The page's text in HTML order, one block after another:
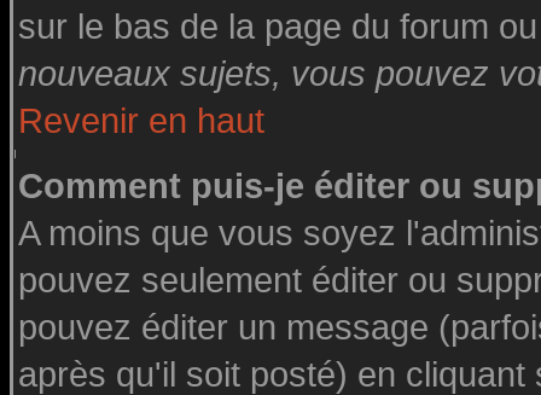
sur le bas de la page du forum
nouveaux sujets, vous pouvez
Revenir en haut
Comment puis-je éditer ou
A moins que vous soyez
pouvez seulement éditer ou
pouvez éditer un message
après qu'il soit posté) en